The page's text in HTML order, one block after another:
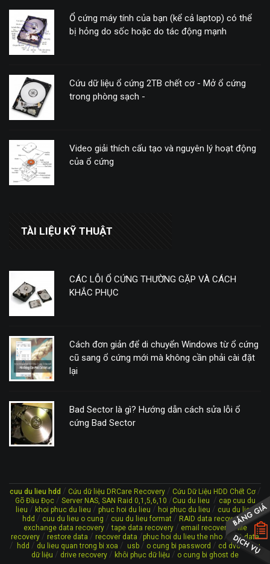
Ổ cứng máy tính của bạn (kể cả laptop) có thể
bị hỏng do sốc hoặc do tác động mạnh
Cứu dữ liệu ổ cứng 2TB chết cơ - Mở ổ cứng
trong phòng sạch -
Video giải thích cấu tạo và nguyên lý hoạt động
của ổ cứng
TÀI LIỆU KỸ THUẬT
CÁC LỖI Ổ CỨNG THƯỜNG GẶP VÀ CÁCH
KHẮC PHỤC
Cách đơn giản để di chuyển Windows từ ổ cứng
cũ sang ổ cứng mới mà không cần phải cài đặt
lại
Bad Sector là gì? Hướng dẫn cách sửa lỗi ổ
cứng Bad Sector
cuu du lieu hdd / Cứu dữ liệu DRCare Recovery/ Cứu Dữ Liệu HDD Chết Cơ/
Gõ Đầu Đọc/ Server NAS, SAN Raid 0,1,5,6,10 /Cuu du lieu / cap cuu du
lieu / khoi phuc du lieu / phuc hoi du lieu / hoi phuc du lieu / cuu du lieu
hdd / cuu du lieu o cung / cuu du lieu format / RAID data recovery/
exchange data recovery/tape data recovery/ email recovery /file
recovery / restore data / recover data /phuc hoi du lieu the nho / lost data
/ hdd / du lieu quan trong bi xoa / usb / o cung bi password / cd dvd/cứu
dữ liệu / drive recovery / khôi phục dữ liệu / o cung bi ghost de